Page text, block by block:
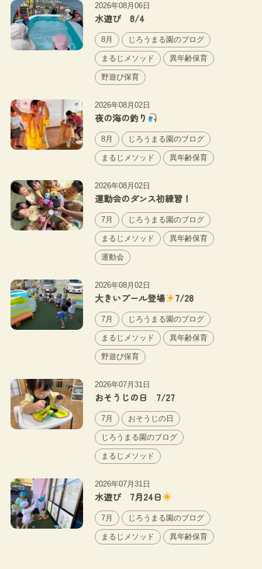
2026年08月06日
水遊び 8/4
8月 じろうまる園のブログ
まるじメソッド 異年齢保育
野遊び保育
2026年08月02日
夜の海の釣り
8月 じろうまる園のブログ
まるじメソッド 異年齢保育
2026年08月02日
運動会のダンス初練習！
7月 じろうまる園のブログ
まるじメソッド 異年齢保育
運動会
2026年08月02日
大きいプール登場 7/28
7月 じろうまる園のブログ
まるじメソッド 異年齢保育
野遊び保育
2026年07月31日
おそうじの日 7/27
7月 おそうじの日
じろうまる園のブログ
まるじメソッド
2026年07月31日
水遊び 7月24日
7月 じろうまる園のブログ
まるじメソッド 異年齢保育